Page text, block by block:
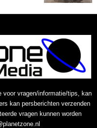
vragen/informatie/tips, kan
kan persberichten verzenden
vragen kunnen worden